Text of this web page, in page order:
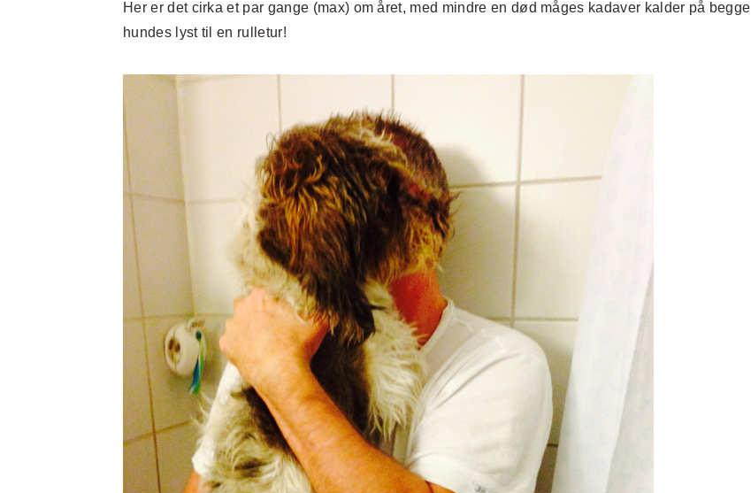
Her er det cirka et par gange (max) om året, med mindre en død måges kadaver kalder på begge
hundes lyst til en rulletur!